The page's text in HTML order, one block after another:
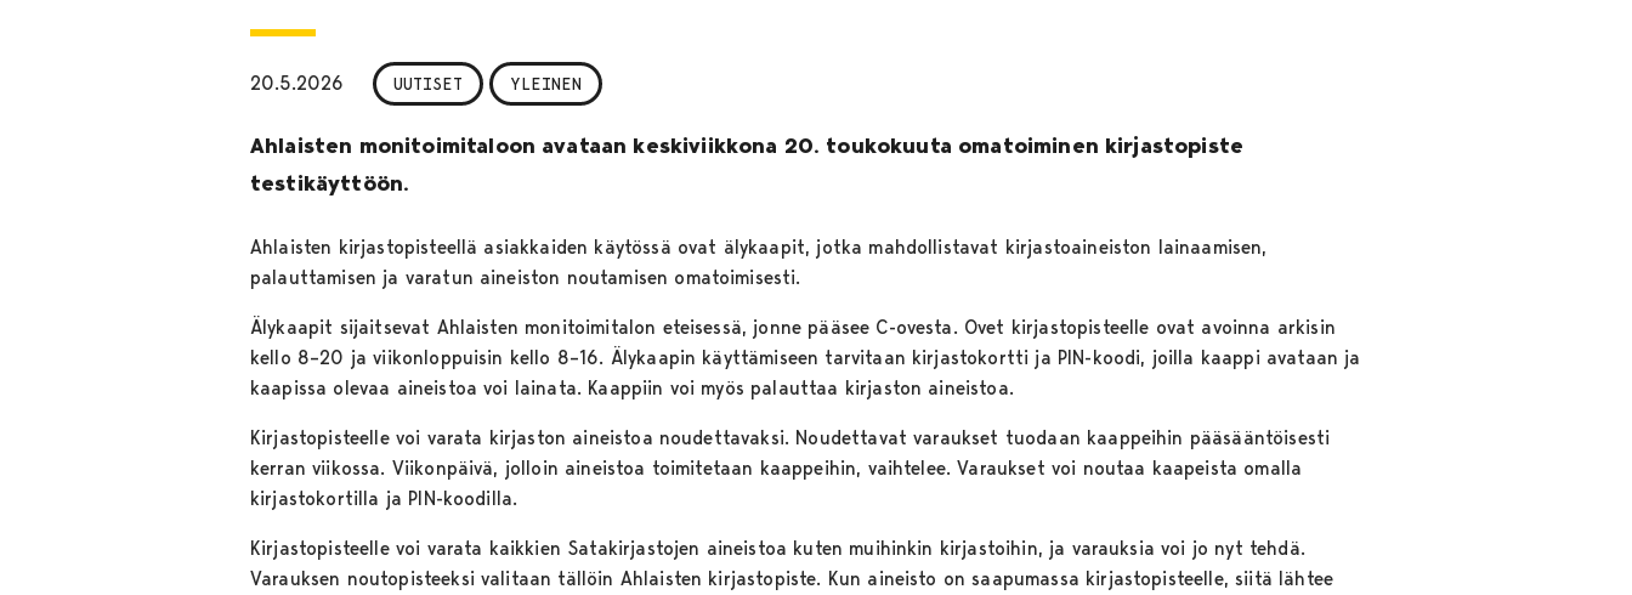
20.5.2026 UUTISET YLEINEN
Ahlaisten monitoimitaloon avataan keskiviikkona 20. toukokuuta omatoiminen kirjastopiste
testikäyttöön.
Ahlaisten kirjastopisteellä asiakkaiden käytössä ovat älykaapit, jotka mahdollistavat kirjastoaineiston lainaamisen,
palauttamisen ja varatun aineiston noutamisen omatoimisesti.
Älykaapit sijaitsevat Ahlaisten monitoimitalon eteisessä, jonne pääsee C-ovesta. Ovet kirjastopisteelle ovat avoinna arkisin
kello 8–20 ja viikonloppuisin kello 8–16. Älykaapin käyttämiseen tarvitaan kirjastokortti ja PIN-koodi, joilla kaappi avataan ja
kaapissa olevaa aineistoa voi lainata. Kaappiin voi myös palauttaa kirjaston aineistoa.
Kirjastopisteelle voi varata kirjaston aineistoa noudettavaksi. Noudettavat varaukset tuodaan kaappeihin pääsääntöisesti
kerran viikossa. Viikonpäivä, jolloin aineistoa toimitetaan kaappeihin, vaihtelee. Varaukset voi noutaa kaapeista omalla
kirjastokortilla ja PIN-koodilla.
Kirjastopisteelle voi varata kaikkien Satakirjastojen aineistoa kuten muihinkin kirjastoihin, ja varauksia voi jo nyt tehdä.
Varauksen noutopisteeksi valitaan tällöin Ahlaisten kirjastopiste. Kun aineisto on saapumassa kirjastopisteelle, siitä lähtee